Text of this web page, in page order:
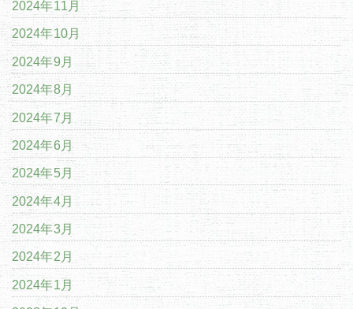
2024年11月
2024年10月
2024年9月
2024年8月
2024年7月
2024年6月
2024年5月
2024年4月
2024年3月
2024年2月
2024年1月